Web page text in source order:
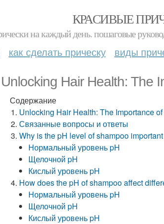
КРАСИВЫЕ
на каждый день. пошаговые
как сделать прическу виды
Unlocking Hair Health: The
Содержание
Unlocking Hair Health: The Importance
Связанные вопросы и ответы
Why is the pH level of shampoo
Нормальный уровень pH
Щелочной pH
Кислый уровень pH
How does the pH of shampoo affect
Нормальный уровень pH
Щелочной pH
Кислый уровень pH